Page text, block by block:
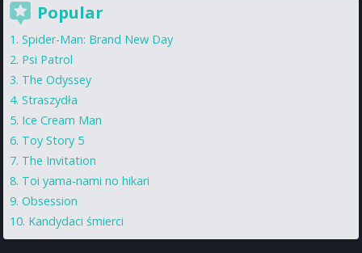
Popular
Spider-Man: Brand New Day
Psi Patrol
The Odyssey
Straszydła
Ice Cream Man
Toy Story 5
The Invitation
Toi yama-nami no hikari
Obsession
Kandydaci śmierci